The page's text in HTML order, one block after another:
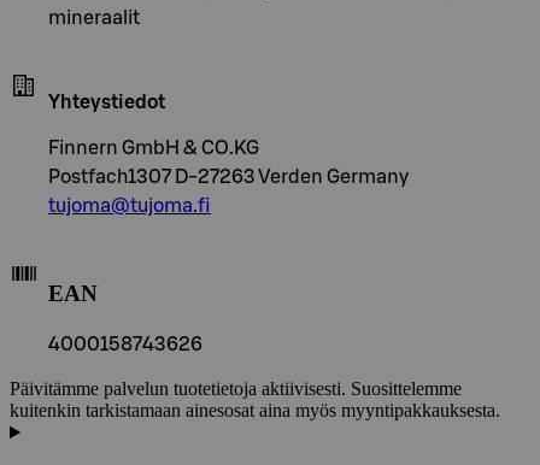
mineraalit
Yhteystiedot
Finnern GmbH & CO.KG
Postfach1307 D-27263 Verden Germany
tujoma@tujoma.fi
EAN
4000158743626
Päivitämme palvelun tuotetietoja aktiivisesti. Suosittelemme
kuitenkin tarkistamaan ainesosat aina myös myyntipakkauksesta.